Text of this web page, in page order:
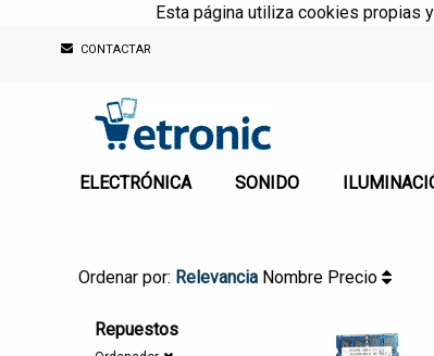
Esta página utiliza cookies propias
CONTACTAR
ELECTRÓNICA SONIDO
Ordenar por: Relevancia Nombre Precio
Repuestos